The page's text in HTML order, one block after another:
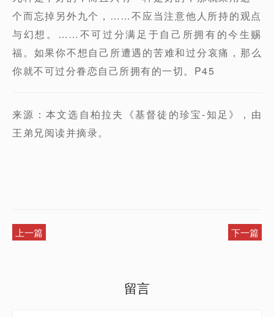
个而忘掉另外九个，……不应当注意他人所持的观点
与幻想。……不可过分满足于自己所拥有的今生赐
福。如果你不想自己所遭遇的苦难和过分哀痛，那么
你就不可过分眷恋自己所拥有的一切。P45
来源：本文选自柏拉夫《基督徒的珍宝-知足》，由
王弟兄阅读并摘录。
上一篇 下一篇
留言